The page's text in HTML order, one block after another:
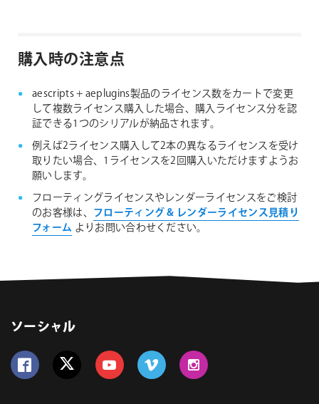
購入時の注意点
aescripts + aeplugins製品のライセンス数をカートで変更
して複数ライセンス購入した場合、購入ライセンス分を認
証できる1つのシリアルが納品されます。
例えば2ライセンス購入して2本の異なるライセンスを受け
取りたい場合、1ライセンスを2回購入いただけますようお
願いします。
フローティングライセンスやレンダーライセンスをご検討
のお客様は、 フローティング & レンダーライセンス見積り
フォーム よりお問い合わせください。
ソーシャル